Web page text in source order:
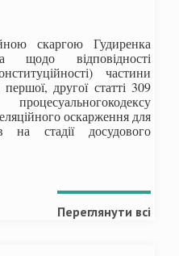
скаргою Гудиренка
щодо відповідності
частини
другої статті 309
оскарження для
на стадії досудового
Переглянути всі